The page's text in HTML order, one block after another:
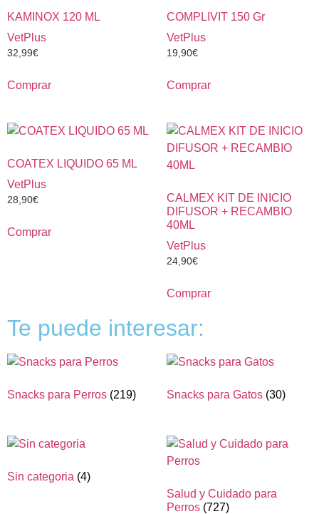
KAMINOX 120 ML
VetPlus
32,99€
Comprar
COMPLIVIT 150 Gr
VetPlus
19,90€
Comprar
COATEX LIQUIDO 65 ML
VetPlus
28,90€
Comprar
CALMEX KIT DE INICIO
DIFUSOR + RECAMBIO
40ML
VetPlus
24,90€
Comprar
Te puede interesar:
Snacks para Perros (219) Snacks para Gatos (30)
Sin categoria (4)
Salud y Cuidado para
Perros (727)